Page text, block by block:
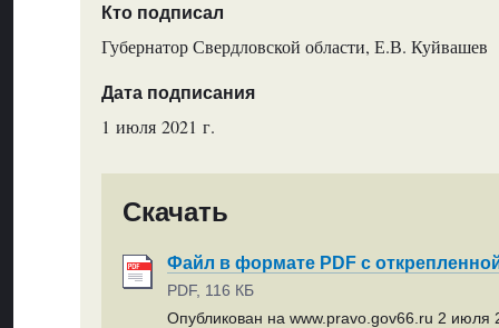
Кто подписал
Губернатор Свердловской области, Е.В. Куйвашев
Дата подписания
1 июля 2021 г.
Скачать
Файл в формате PDF с
PDF, 116 КБ
Опубликован на www.pravo.gov66.ru 2 июля